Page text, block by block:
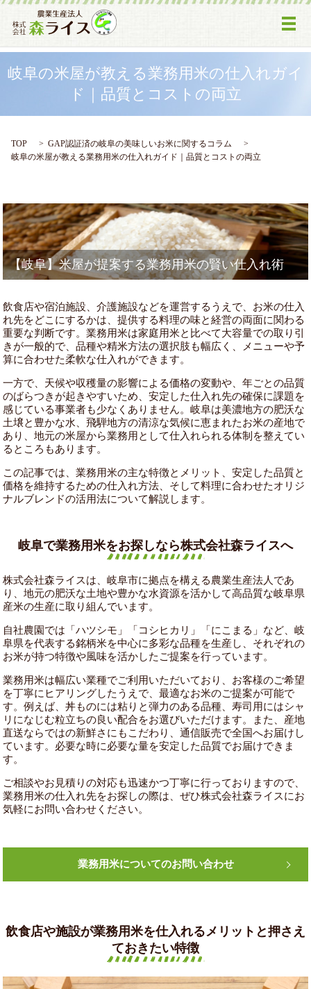
メ
岐阜の米屋が教える業務用米の仕入れガイ
ド｜品質とコストの両立
TOP
GAP認証済の岐阜の美味しいお米に関するコラム
岐阜の米屋が教える業務用米の仕入れガイド｜品質とコストの両立
【岐阜】米屋が提案する業務用米の賢い仕入れ術
飲食店や宿泊施設、介護施設などを運営するうえで、お米の仕入
れ先をどこにするかは、提供する料理の味と経営の両面に関わる
重要な判断です。業務用米は家庭用米と比べて大容量での取り引
きが一般的で、品種や精米方法の選択肢も幅広く、メニューや予
算に合わせた柔軟な仕入れができます。
一方で、天候や収穫量の影響による価格の変動や、年ごとの品質
のばらつきが起きやすいため、安定した仕入れ先の確保に課題を
感じている事業者も少なくありません。岐阜は美濃地方の肥沃な
土壌と豊かな水、飛騨地方の清涼な気候に恵まれたお米の産地で
あり、地元の米屋から業務用として仕入れられる体制を整えてい
るところもあります。
この記事では、業務用米の主な特徴とメリット、安定した品質と
価格を維持するための仕入れ方法、そして料理に合わせたオリジ
ナルブレンドの活用法について解説します。
岐阜で業務用米をお探しなら株式会社森ライスへ
株式会社森ライスは、岐阜市に拠点を構える農業生産法人であ
り、地元の肥沃な土地や豊かな水資源を活かして高品質な岐阜県
産米の生産に取り組んでいます。
自社農園では「ハツシモ」「コシヒカリ」「にこまる」など、岐
阜県を代表する銘柄米を中心に多彩な品種を生産し、それぞれの
お米が持つ特徴や風味を活かしたご提案を行っています。
業務用米は幅広い業種でご利用いただいており、お客様のご希望
を丁寧にヒアリングしたうえで、最適なお米のご提案が可能で
す。例えば、丼ものには粘りと弾力のある品種、寿司用にはシャ
リになじむ粒立ちの良い配合をお選びいただけます。また、産地
直送ならではの新鮮さにもこだわり、通信販売で全国へお届けし
ています。必要な時に必要な量を安定した品質でお届けできま
す。
ご相談やお見積りの対応も迅速かつ丁寧に行っておりますので、
業務用米の仕入れ先をお探しの際は、ぜひ株式会社森ライスにお
気軽にお問い合わせください。
業務用米についてのお問い合わせ
飲食店や施設が業務用米を仕入れるメリットと押さえ
ておきたい特徴